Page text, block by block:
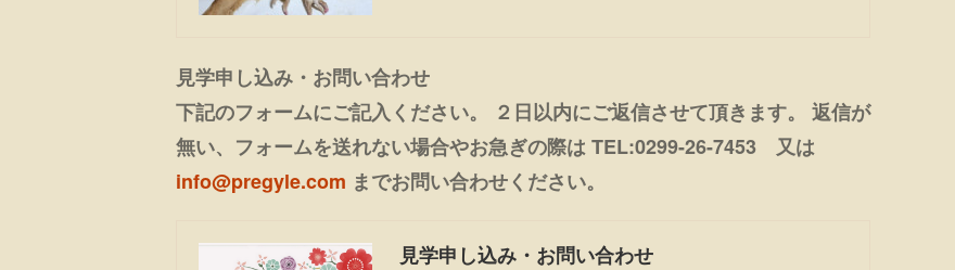
見学申し込み・お問い合わせ
下記のフォームにご記入ください。 ２日以内にご返信させて頂きます。 返信が
無い、フォームを送れない場合やお急ぎの際は TEL:0299-26-7453 又は
info@pregyle.com までお問い合わせください。
見学申し込み・お問い合わせ